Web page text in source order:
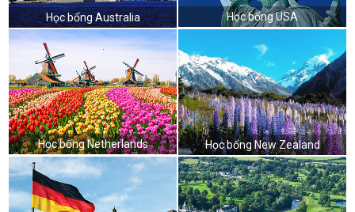
Học bổng Australia Học bổng USA
Học bổng Netherlands Học bổng New Zealand